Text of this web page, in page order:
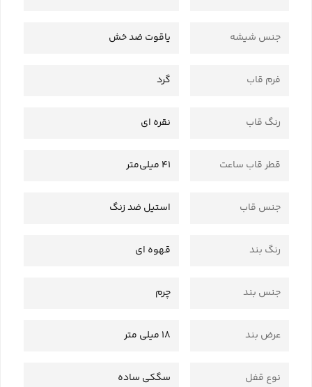
جنس شیشه یاقوت ضد خش
فرم قاب گرد
رنگ قاب نقره ای
قطر قاب ساعت 41 میلی‌متر
جنس قاب استیل ضد زنگ
رنگ بند قهوه ای
جنس بند چرم
عرض بند 18 میلی متر
نوع قفل سگکی ساده